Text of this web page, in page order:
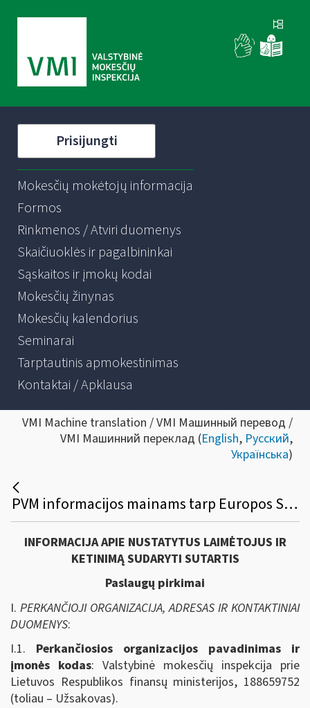
Prisijungti
Mokesčių mokėtojų informacija
Formos
Rinkmenos / Atviri duomenys
Skaičiuoklės ir pagalbininkai
Sąskaitos ir įmokų kodai
Mokesčių žinynas
Mokesčių kalendorius
Seminarai
Tarptautinis apmokestinimas
Kontaktai / Apklausa
VMI Machine translation / VMI Машинный перевод /
VMI Машинний переклад (English, Русский,
Українська)
PVM informacijos mainams tarp Europos Sąjungos valstybių skirtos informacinės sistemos ITIS_EU priežiūros paslaugų viešasis pirkimas
INFORMACIJA APIE NUSTATYTUS LAIMĖTOJUS IR
KETINIMĄ SUDARYTI SUTARTIS
Paslaugų pirkimai
I. PERKANČIOJI ORGANIZACIJA, ADRESAS IR KONTAKTINIAI
DUOMENYS:
I.1. Perkančiosios organizacijos pavadinimas ir
įmonės kodas: Valstybinė mokesčių inspekcija prie
Lietuvos Respublikos finansų ministerijos, 188659752
(toliau – Užsakovas).